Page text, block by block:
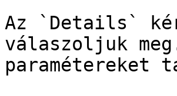
Az `Details`
válaszoljuk
paramétereket